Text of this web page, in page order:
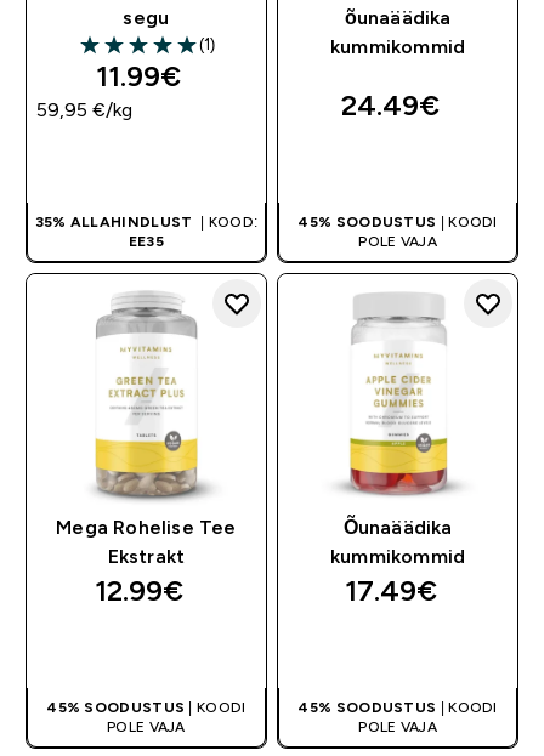
segu
5 out of 5 stars
(1)
11.99€‎
59,95 €‎/kg
35% ALLAHINDLUST
| KOOD:
EE35
õunaäädika
kummikommid
24.49€‎
45% SOODUSTUS | KOODI
POLE VAJA
Mega Rohelise Tee
Ekstrakt
12.99€‎
45% SOODUSTUS | KOODI
POLE VAJA
Õunaäädika
kummikommid
17.49€‎
45% SOODUSTUS | KOODI
POLE VAJA